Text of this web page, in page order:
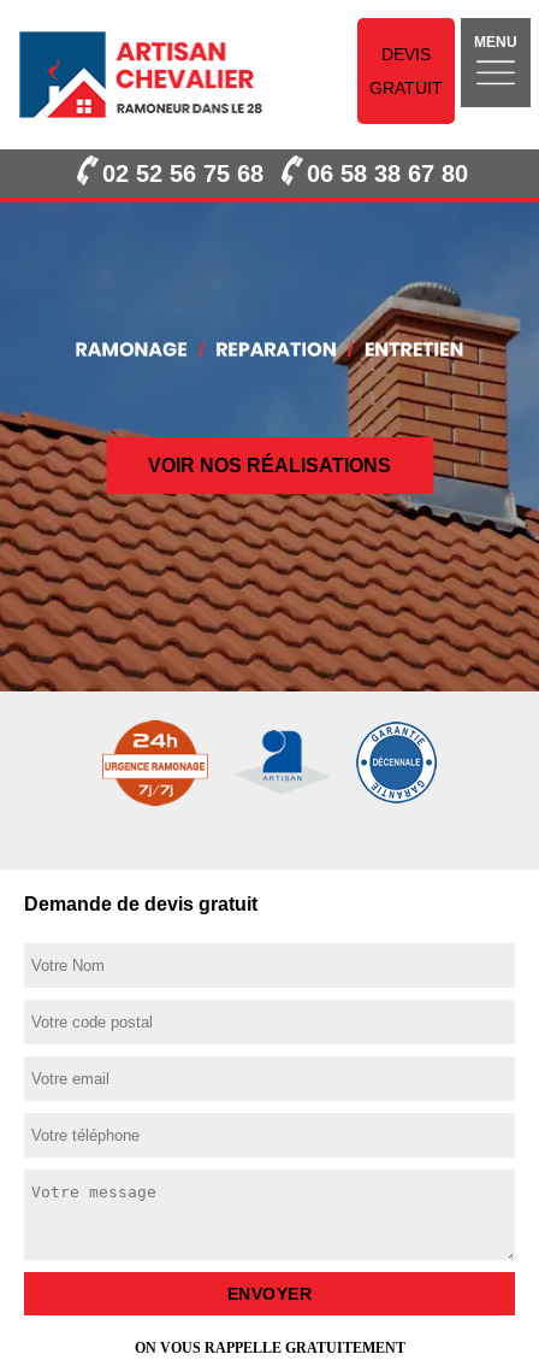
DEVIS
GRATUIT
MENU
02 52 56 75 68 06 58 38 67 80
VOIR NOS RÉALISATIONS
Demande de devis gratuit
ON VOUS RAPPELLE GRATUITEMENT